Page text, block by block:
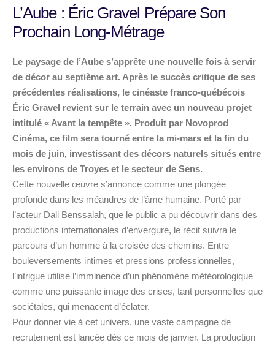
L’Aube : Éric Gravel Prépare Son
Prochain Long-Métrage
Le paysage de l’Aube s’apprête une nouvelle fois à servir
de décor au septième art. Après le succès critique de ses
précédentes réalisations, le cinéaste franco-québécois
Éric Gravel revient sur le terrain avec un nouveau projet
intitulé « Avant la tempête ». Produit par Novoprod
Cinéma, ce film sera tourné entre la mi-mars et la fin du
mois de juin, investissant des décors naturels situés entre
les environs de Troyes et le secteur de Sens.
Cette nouvelle œuvre s’annonce comme une plongée
profonde dans les méandres de l’âme humaine. Porté par
l’acteur Dali Benssalah, que le public a pu découvrir dans des
productions internationales d’envergure, le récit suivra le
parcours d’un homme à la croisée des chemins. Entre
bouleversements intimes et pressions professionnelles,
l’intrigue utilise l’imminence d’un phénomène météorologique
comme une puissante image des crises, tant personnelles que
sociétales, qui menacent d’éclater.
Pour donner vie à cet univers, une vaste campagne de
recrutement est lancée dès ce mois de janvier. La production